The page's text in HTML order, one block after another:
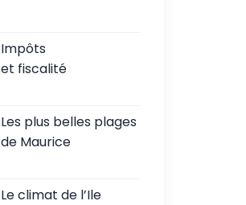
Impôts
et fiscalité
Les plus belles plages
de Maurice
Le climat de l’Ile